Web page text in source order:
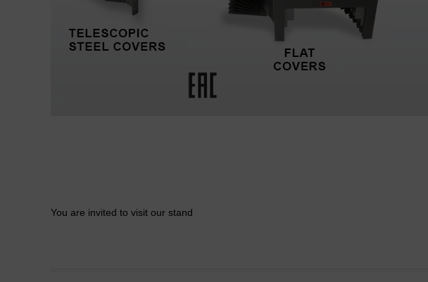
You are invited to visit our stand